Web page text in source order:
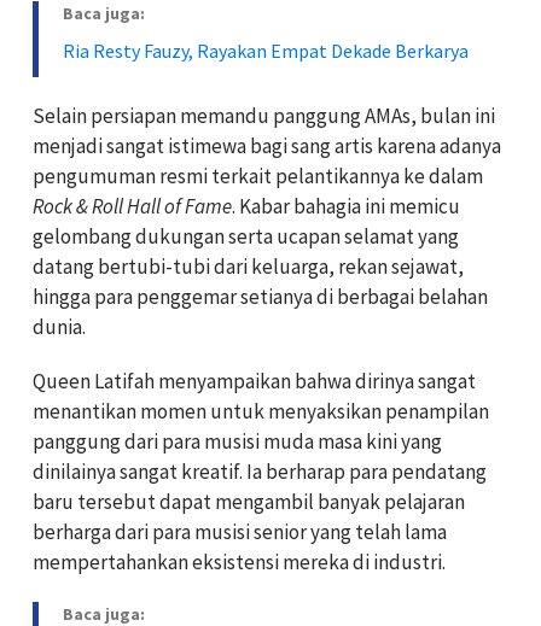
Baca juga:
Ria Resty Fauzy, Rayakan Empat Dekade Berkarya
Selain persiapan memandu panggung AMAs, bulan ini
menjadi sangat istimewa bagi sang artis karena adanya
pengumuman resmi terkait pelantikannya ke dalam
Rock & Roll Hall of Fame. Kabar bahagia ini memicu
gelombang dukungan serta ucapan selamat yang
datang bertubi-tubi dari keluarga, rekan sejawat,
hingga para penggemar setianya di berbagai belahan
dunia.
Queen Latifah menyampaikan bahwa dirinya sangat
menantikan momen untuk menyaksikan penampilan
panggung dari para musisi muda masa kini yang
dinilainya sangat kreatif. Ia berharap para pendatang
baru tersebut dapat mengambil banyak pelajaran
berharga dari para musisi senior yang telah lama
mempertahankan eksistensi mereka di industri.
Baca juga: